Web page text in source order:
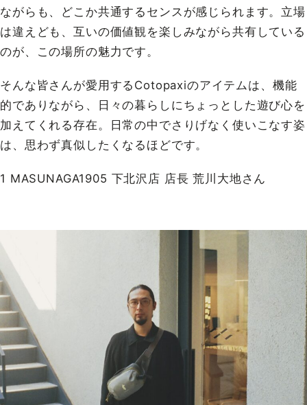
ながらも、どこか共通するセンスが感じられます。立場
は違えども、互いの価値観を楽しみながら共有している
のが、この場所の魅力です。
そんな皆さんが愛用するCotopaxiのアイテムは、機能
的でありながら、日々の暮らしにちょっとした遊び心を
加えてくれる存在。日常の中でさりげなく使いこなす姿
は、思わず真似したくなるほどです。
1 MASUNAGA1905 下北沢店 店長 荒川大地さん